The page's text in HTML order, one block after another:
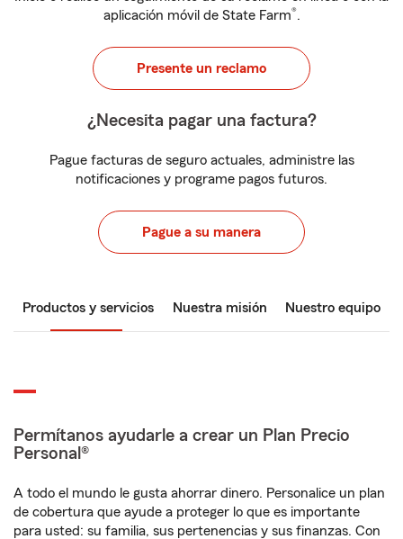
aplicación móvil de State Farm®.
Presente un reclamo
¿Necesita pagar una factura?
Pague facturas de seguro actuales, administre las
notificaciones y programe pagos futuros.
Pague a su manera
Productos y servicios Nuestra misión Nuestro equipo
Permítanos ayudarle a crear un Plan Precio
Personal®
A todo el mundo le gusta ahorrar dinero. Personalice un plan
de cobertura que ayude a proteger lo que es importante
para usted: su familia, sus pertenencias y sus finanzas. Con